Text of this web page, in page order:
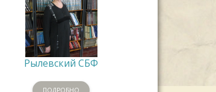
Рылевский СБФ
ПОДРОБНО